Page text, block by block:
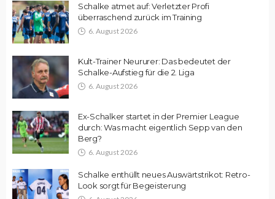
Schalke atmet auf: Verletzter Profi
überraschend zurück im Training
6. August 2026
Kult-Trainer Neururer: Das bedeutet der
Schalke-Aufstieg für die 2. Liga
6. August 2026
Ex-Schalker startet in der Premier League
durch: Was macht eigentlich Sepp van den
Berg?
6. August 2026
Schalke enthüllt neues Auswärtstrikot: Retro-
Look sorgt für Begeisterung